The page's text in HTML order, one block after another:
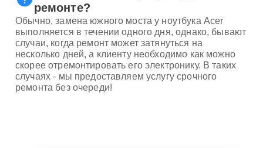
ремонте?
Обычно, замена южного моста у ноутбука Acer
выполняется в течении одного дня, однако, бывают
случаи, когда ремонт может затянуться на
несколько дней, а клиенту необходимо как можно
скорее отремонтировать его электронику. В таких
случаях - мы предоставляем услугу срочного
ремонта без очереди!